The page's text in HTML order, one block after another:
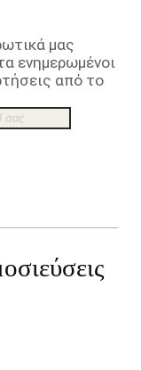
μας
ενημερωμένοι
από το